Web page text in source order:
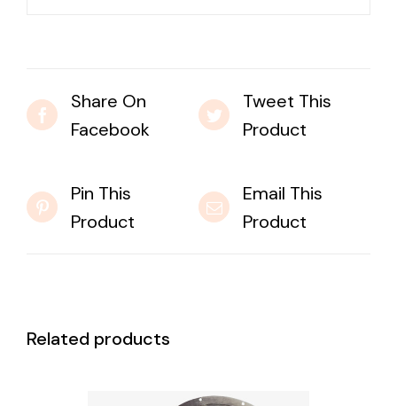
Share On
Facebook
Tweet This
Product
Pin This
Product
Email This
Product
Related products